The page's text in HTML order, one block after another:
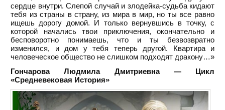
сердце внутри. Слепой случай и злодейка-судьба кидают
тебя из страны в страну, из мира в мир, но ты все равно
ищешь дорогу домой. И только вернувшись в точку, с
которой начались твои приключения, окончательно и
бесповоротно понимаешь, что и ты безвозвратно
изменился, и дом у тебя теперь другой. Квартира и
человеческое общество не слишком подходят дракону…»
Гончарова Людмила Дмитриевна — Цикл
«Средневековая История»